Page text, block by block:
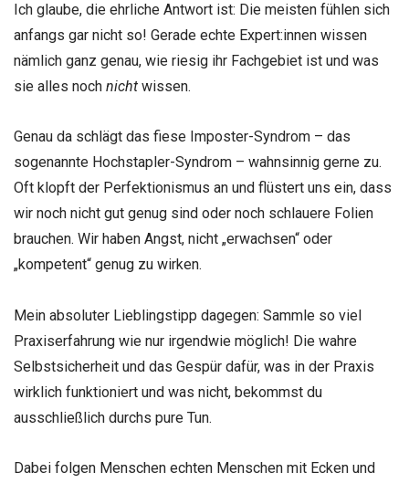
Ich glaube, die ehrliche Antwort ist: Die meisten fühlen sich
anfangs gar nicht so! Gerade echte Expert:innen wissen
nämlich ganz genau, wie riesig ihr Fachgebiet ist und was
sie alles noch nicht wissen.
Genau da schlägt das fiese Imposter-Syndrom – das
sogenannte Hochstapler-Syndrom – wahnsinnig gerne zu.
Oft klopft der Perfektionismus an und flüstert uns ein, dass
wir noch nicht gut genug sind oder noch schlauere Folien
brauchen. Wir haben Angst, nicht „erwachsen“ oder
„kompetent“ genug zu wirken.
Mein absoluter Lieblingstipp dagegen: Sammle so viel
Praxiserfahrung wie nur irgendwie möglich! Die wahre
Selbstsicherheit und das Gespür dafür, was in der Praxis
wirklich funktioniert und was nicht, bekommst du
ausschließlich durchs pure Tun.
Dabei folgen Menschen echten Menschen mit Ecken und